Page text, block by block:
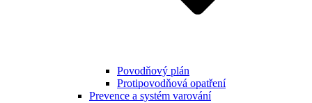
Povodňový plán
Protipovodňová opatření
Prevence a systém varování